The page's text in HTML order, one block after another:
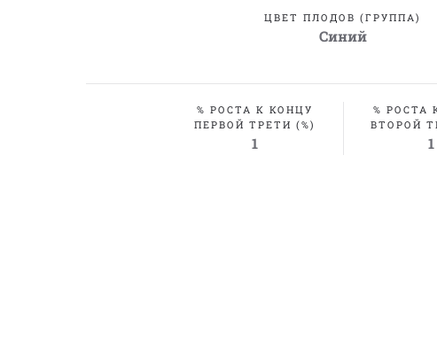
ЦВЕТ ПЛОДОВ (ГРУППА)
Синий
% РОСТА К КОНЦУ
ПЕРВОЙ ТРЕТИ (%)
1
% РОСТА
ВТОРОЙ
1